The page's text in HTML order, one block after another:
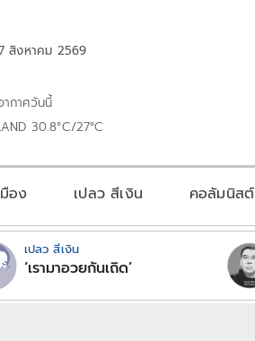
สิงหาคม 2569
กาศวันนี้
30.8°C/27°C
อง เปลว สีเงิน คอลัมนิสต์
เปลว สีเงิน
‘เรามาอวยกันเถิด’